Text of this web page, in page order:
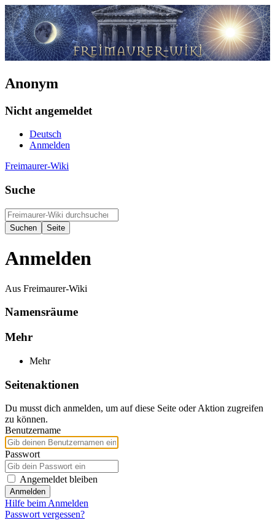
Anonym
Nicht angemeldet
Deutsch
Anmelden
Freimaurer-Wiki
Suche
Anmelden
Aus Freimaurer-Wiki
Namensräume
Mehr
Mehr
Seitenaktionen
Du musst dich anmelden, um auf diese Seite oder Aktion zugreifen
zu können.
Benutzername
Passwort
Angemeldet bleiben
Anmelden
Hilfe beim Anmelden
Passwort vergessen?